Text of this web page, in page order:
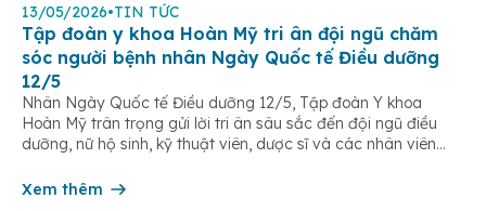
13/05/2026•TIN TỨC
Tập đoàn y khoa Hoàn Mỹ tri ân đội ngũ chăm
sóc người bệnh nhân Ngày Quốc tế Điều dưỡng
12/5
Nhân Ngày Quốc tế Điều dưỡng 12/5, Tập đoàn Y khoa
Hoàn Mỹ trân trọng gửi lời tri ân sâu sắc đến đội ngũ điều
dưỡng, nữ hộ sinh, kỹ thuật viên, dược sĩ và các nhân viên
âm thầm đồng hành trên […]
Xem thêm